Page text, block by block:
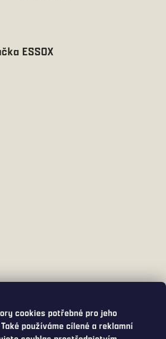
cookies potřebné pro jeho
používáme cílené a reklamní
ESSOX